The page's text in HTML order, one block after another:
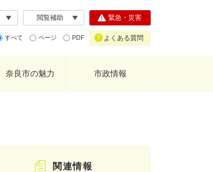
閲覧補助
すべて ページ PDF
緊急・災害
よくある質問
奈良市の魅力 市政情報
関連情報